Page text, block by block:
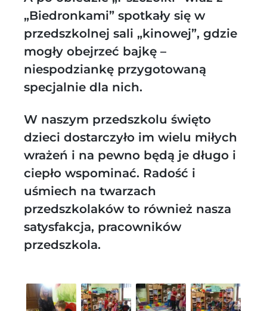
„Biedronkami” spotkały się w
przedszkolnej sali „kinowej”, gdzie
mogły obejrzeć bajkę –
niespodziankę przygotowaną
specjalnie dla nich.
W naszym przedszkolu święto
dzieci dostarczyło im wielu miłych
wrażeń i na pewno będą je długo i
ciepło wspominać. Radość i
uśmiech na twarzach
przedszkolaków to również nasza
satysfakcja, pracowników
przedszkola.